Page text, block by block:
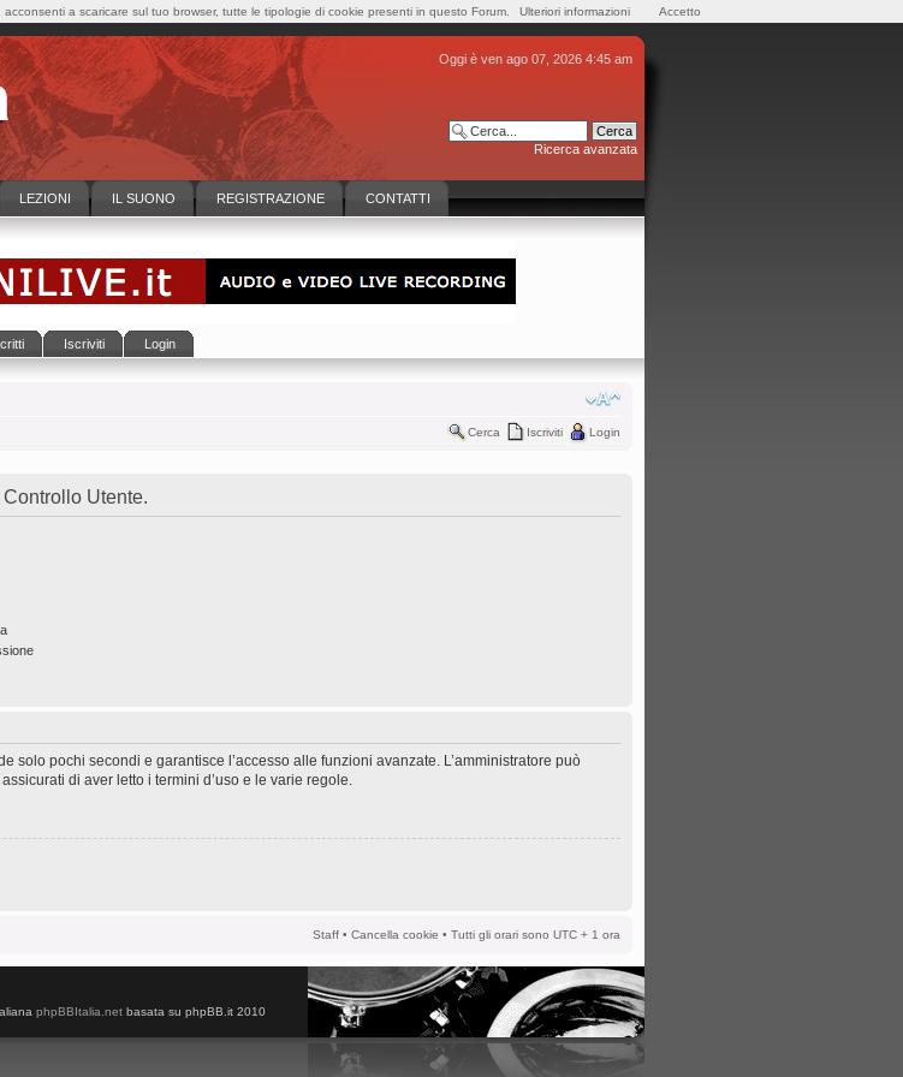
Oggi è ven ago 07, 2026 4:45 am
Ricerca avanzata
LEZIONI IL SUONO REGISTRAZIONE CONTATTI
Iscriviti Login
Cerca Iscriviti Login
Utente.
solo pochi secondi e garantisce l’accesso alle funzioni avanzate. L’amministratore può
di aver letto i termini d’uso e le varie regole.
Staff • Cancella cookie • Tutti gli orari sono UTC + 1 ora
phpBBItalia.netbasata su phpBB.it 2010
a scaricare sul tuo browser, tutte le tipologie di cookie presenti in questo Forum. Ulteriori informazioni Accetto